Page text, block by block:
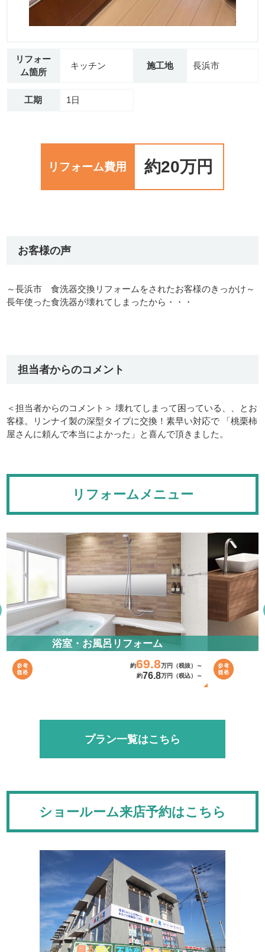
リフォー
ム箇所
キッチン 施工地 長浜市
工期 1日
リフォーム費用 約20万円
お客様の声
～長浜市 食洗器交換リフォームをされたお客様のきっかけ～
長年使った食洗器が壊れてしまったから・・・
担当者からのコメント
＜担当者からのコメント＞ 壊れてしまって困っている、、とお
客様。リンナイ製の深型タイプに交換！素早い対応で 「桃栗柿
屋さんに頼んで本当によかった」と喜んで頂きました。
リフォームメニュー
浴室・お風呂リフォーム
約69.8万円（税抜）～
約76.8万円（税込）～
プラン一覧はこちら
ショールーム来店予約はこちら